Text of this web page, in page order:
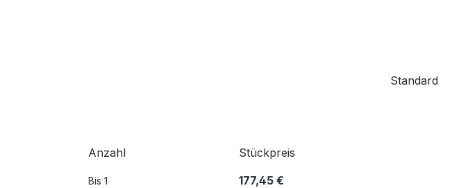
Standard
Anzahl Stückpreis
Bis 1 177,45 €